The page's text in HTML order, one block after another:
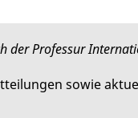
der Professur
sowie